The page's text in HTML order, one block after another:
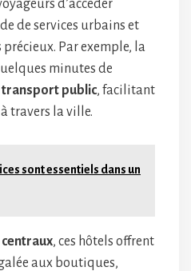
d’accéder
de services urbains et
Par exemple, la
minutes de
transport public, facilitant
travers la ville.
sont essentiels dans un
, ces hôtels offrent
aux boutiques,